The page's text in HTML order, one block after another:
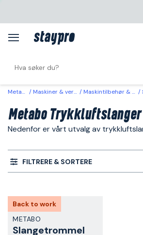
Metabo Maskiner & verktøy Maskintilbehør & forbruk
Metabo Trykkluftslanger
Nedenfor er vårt utvalg av
FILTRERE & SORTERE
Back to work
METABO
Slangetrommel